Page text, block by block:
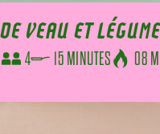
VEAU ET
4 15 MINUTES 08